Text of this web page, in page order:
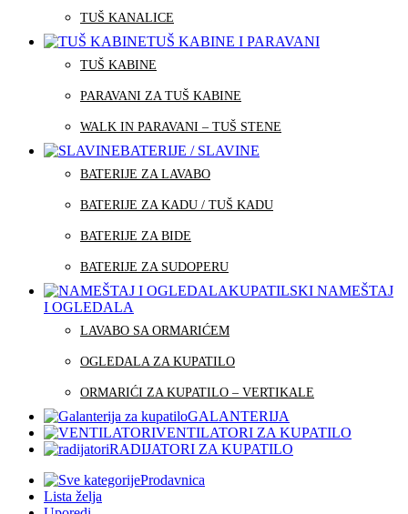
TUŠ KANALICE
TUŠ KABINE I PARAVANI
TUŠ KABINE
PARAVANI ZA TUŠ KABINE
WALK IN PARAVANI – TUŠ STENE
BATERIJE / SLAVINE
BATERIJE ZA LAVABO
BATERIJE ZA KADU / TUŠ KADU
BATERIJE ZA BIDE
BATERIJE ZA SUDOPERU
KUPATILSKI NAMEŠTAJ
I OGLEDALA
LAVABO SA ORMARIĆEM
OGLEDALA ZA KUPATILO
ORMARIĆI ZA KUPATILO – VERTIKALE
GALANTERIJA
VENTILATORI ZA KUPATILO
RADIJATORI ZA KUPATILO
Prodavnica
Lista želja